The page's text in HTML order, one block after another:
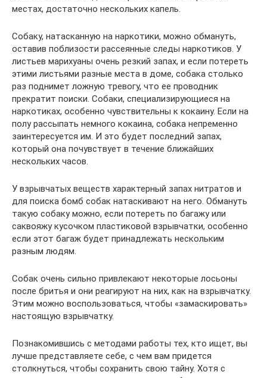
местах, достаточно нескольких капель.
Собаку, натасканную на наркотики, можно обмануть,
оставив поблизости рассеянные следы наркотиков. У
листьев марихуаны очень резкий запах, и если потереть
этими листьями разные места в доме, собака столько
раз поднимет ложную тревогу, что ее проводник
прекратит поиски. Собаки, специализирующиеся на
наркотиках, особенно чувствительны к кокаину. Если на
полу рассыпать немного кокаина, собака непременно
заинтересуется им. И это будет последний запах,
который она почувствует в течение ближайших
нескольких часов.
У взрывчатых веществ характерный запах нитратов и
для поиска бомб собак натаскивают на него. Обмануть
такую собаку можно, если потереть по багажу или
саквояжу кусочком пластиковой взрывчатки, особенно
если этот багаж будет принадлежать нескольким
разным людям.
Собак очень сильно привлекают некоторые лосьоны
после бритья и они реагируют на них, как на взрывчатку.
Этим можно воспользоваться, чтобы «замаскировать»
настоящую взрывчатку.
Познакомившись с методами работы тех, кто ищет, вы
лучше представляете себе, с чем вам придется
столкнуться, чтобы сохранить свою тайну. Хотя с